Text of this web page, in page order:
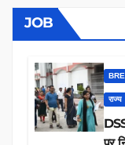
JOB
राज्य